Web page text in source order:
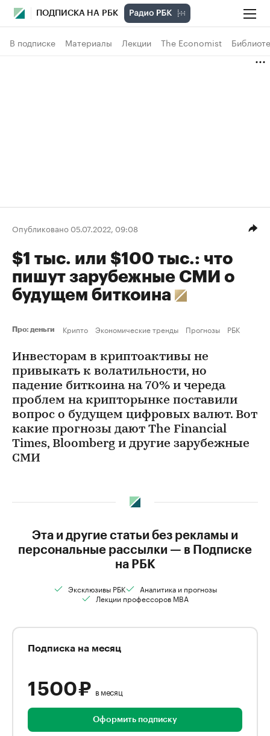
ПОДПИСКА НА РБК
В подписке Материалы Лекции The Economist
Опубликовано 05.07.2022, 09:08
$1 тыс. или $100 тыс.: что
пишут зарубежные СМИ о
будущем биткоина
Про: деньги Крипто Экономические тренды Прогнозы РБК
Инвесторам в криптоактивы не
привыкать к волатильности, но
падение биткоина на 70% и череда
проблем на крипторынке поставили
вопрос о будущем цифровых валют. Вот
какие прогнозы дают The Financial
Times, Bloomberg и другие зарубежные
СМИ
Эта и другие статьи без рекламы и
персональные рассылки — в Подписке
на РБК
Эксклюзивы РБК
Аналитика и прогнозы
Лекции профессоров MBA
Подписка на месяц
1 500 ₽ в месяц
Оформить подписку